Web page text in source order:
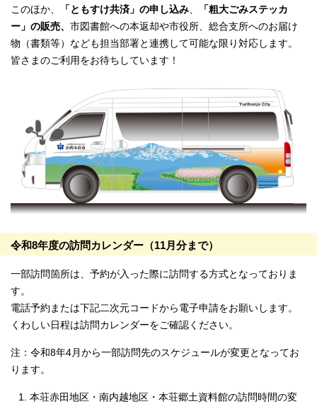
このほか、
「ともすけ共済」の申し込み、
「粗大ごみステッカ
ー」の販売、 市図書館への本返却や市役所、総合支所へのお届け
物（書類等）なども担当部署と連携して可能な限り対応します。
皆さまのご利用をお待ちしています！
令和8年度の訪問カレンダー（11月分まで）
一部訪問箇所は、予約が入った際に訪問する方式となっておりま
す。
電話予約または下記二次元コードから電子申請をお願いします。
くわしい日程は訪問カレンダーをご確認ください。
注：令和8年4月から一部訪問先のスケジュールが変更となってお
ります。
本荘赤田地区・南内越地区・本荘郷土資料館の訪問時間の変